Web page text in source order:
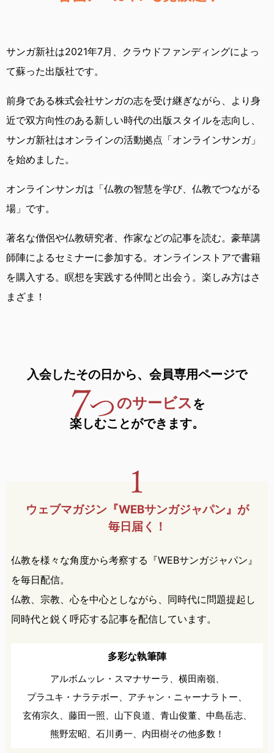
サンガ新社は2021年7月、 クラウドファンディングによっ
て蘇った出版社です。
前身である株式会社サンガの志を受け継ぎながら、 より身
近で双方向性のある新しい時代の出版スタイルを志向し、
サンガ新社はオンラインの活動拠点「オンラインサンガ」
を始めました。
オンラインサンガは 「仏教の智慧を学び、仏教でつながる
場」です。
著名な僧侶や仏教研究者、作家などの記事を読む。 豪華講
師陣によるセミナーに参加する。 オンラインストアで書籍
を購入する。 瞑想を実践する仲間と出会う。 楽しみ方はさ
まざま！
入会したその日から、 会員専用ページで
のサービス を
楽しむことができます。
ウェブマガジン『WEBサンガジャパン』が
毎日届く！
仏教を様々な角度から考察する『WEBサンガジャパン』
を毎日配信。
仏教、宗教、心を中心としながら、同時代に問題提起し
同時代と鋭く呼応する記事を配信しています。
多彩な執筆陣
アルボムッレ・スマナサーラ、 横田南嶺、
プラユキ・ナラテボー、 アチャン・ニャーナラトー、
玄侑宗久、 藤田一照、 山下良道、 青山俊董、 中島岳志、
熊野宏昭、 石川勇一、 内田樹その他多数！